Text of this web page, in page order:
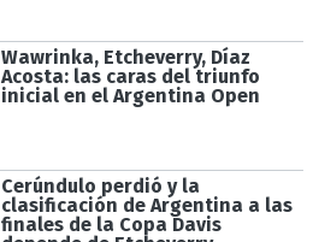
Wawrinka, Etcheverry, Díaz
Acosta: las caras del triunfo
inicial en el Argentina Open
Cerúndulo perdió y la
clasificación de Argentina a las
finales de la Copa Davis